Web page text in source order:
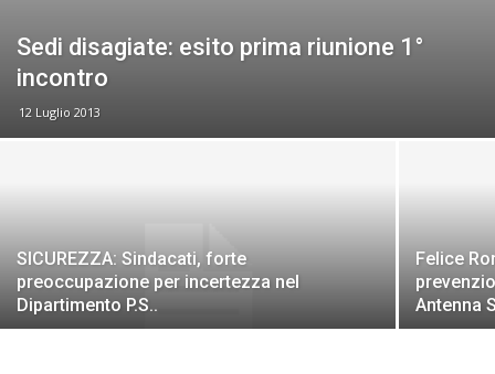
Sedi disagiate: esito prima riunione 1°
incontro
12 Luglio 2013
SICUREZZA: Sindacati, forte
preoccupazione per incertezza nel
Dipartimento P.S..
Felice
Antenna